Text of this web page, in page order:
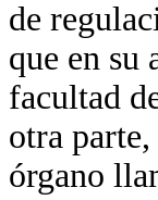
de
que en su
facultad
otra
órgano